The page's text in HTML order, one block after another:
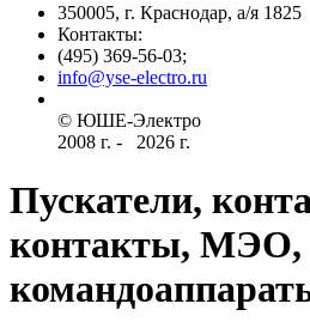
350005, г. Краснодар, а/я 1825
Контакты: ­
(495) 369-56-03;
info@yse-electro.ru­
© ЮШЕ-Эл­ектро ­
2008 г­. - ­ ­­­­­
2026 г.
Пускатели,
контакты, МЭО,